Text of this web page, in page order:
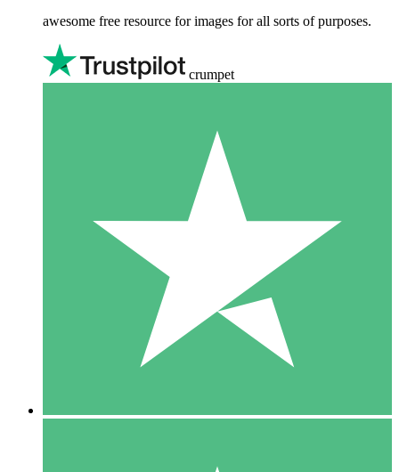
awesome free resource for images for all sorts of purposes.
crumpet